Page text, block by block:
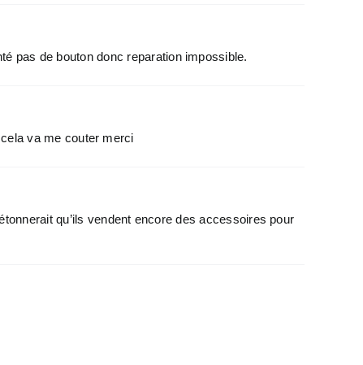
pas de bouton donc reparation impossible.
va me couter merci
qu’ils vendent encore des accessoires pour